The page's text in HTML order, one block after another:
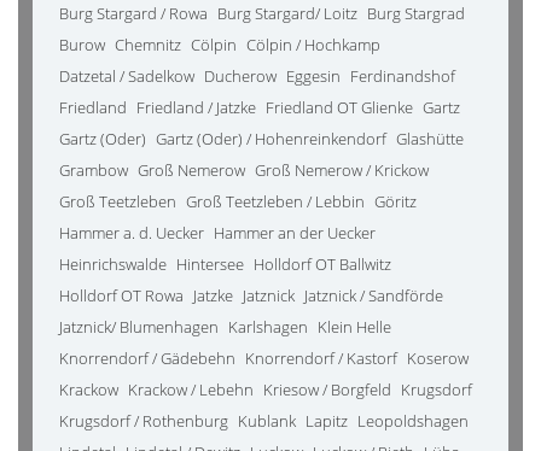
Burg Stargard / Rowa Burg Stargard/ Loitz Burg Stargrad
Burow Chemnitz Cölpin Cölpin / Hochkamp
Datzetal / Sadelkow Ducherow Eggesin Ferdinandshof
Friedland Friedland / Jatzke Friedland OT Glienke Gartz
Gartz (Oder) Gartz (Oder) / Hohenreinkendorf Glashütte
Grambow Groß Nemerow Groß Nemerow / Krickow
Groß Teetzleben Groß Teetzleben / Lebbin Göritz
Hammer a. d. Uecker Hammer an der Uecker
Heinrichswalde Hintersee Holldorf OT Ballwitz
Holldorf OT Rowa Jatzke Jatznick Jatznick / Sandförde
Jatznick/ Blumenhagen Karlshagen Klein Helle
Knorrendorf / Gädebehn Knorrendorf / Kastorf Koserow
Krackow Krackow / Lebehn Kriesow / Borgfeld Krugsdorf
Krugsdorf / Rothenburg Kublank Lapitz Leopoldshagen